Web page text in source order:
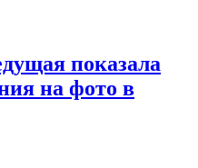
показала
на фото в